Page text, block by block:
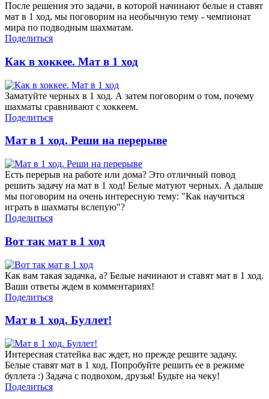
После решения это задачи, в которой начинают белые и ставят
мат в 1 ход, мы поговорим на необычную тему - чемпионат
мира по подводным шахматам.
Поделиться
Как в хоккее. Мат в 1 ход
Заматуйте черных в 1 ход. А затем поговорим о том, почему
шахматы сравнивают с хоккеем.
Поделиться
Мат в 1 ход. Реши на перерыве
Есть перерыв на работе или дома? Это отличный повод
решить задачу на мат в 1 ход! Белые матуют черных. А дальше
мы поговорим на очень интересную тему: "Как научиться
играть в шахматы вслепую"?
Поделиться
Вот так мат в 1 ход
Как вам такая задачка, а? Белые начинают и ставят мат в 1 ход.
Ваши ответы ждем в комментариях!
Поделиться
Мат в 1 ход. Буллет!
Интересная статейка вас ждет, но прежде решите задачу.
Белые ставят мат в 1 ход. Попробуйте решить ее в режиме
буллета :) Задача с подвохом, друзья! Будьте на чеку!
Поделиться